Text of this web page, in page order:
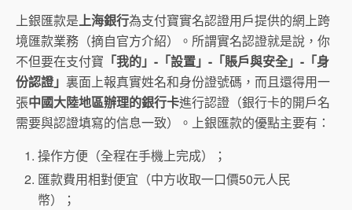
上銀匯款是上海銀行為支付寶實名認證用戶提供的網上跨
境匯款業務（摘自官方介紹）。所謂實名認證就是說，你
不但要在支付寶 「我的」-「設置」-「賬戶與安全」-「身
份認證」 裏面上報真實姓名和身份證號碼，而且還得用一
張中國大陸地區辦理的銀行卡進行認證（銀行卡的開戶名
需要與認證填寫的信息一致）。上銀匯款的優點主要有：
操作方便（全程在手機上完成）；
匯款費用相對便宜（中方收取一口價50元人民
幣）；